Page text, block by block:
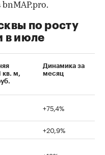
bnMAP.pro.
по росту
в июле
кв. м,
Динамика за
месяц
+75,4%
+20,9%